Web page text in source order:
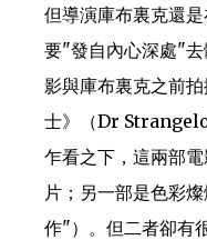
但導演庫布裏克還
要"發自內心深處"去
影與庫布裏克之前
士》（Dr
乍看之下，這兩部
片；另一部是色彩
作"）。但二者卻有